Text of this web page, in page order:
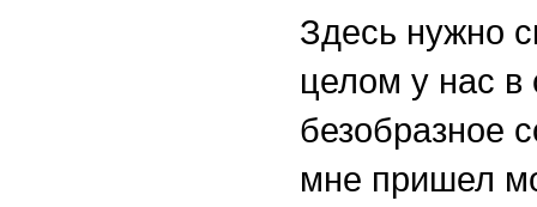
Здесь нужно
целом у нас в
безобразное
мне пришел